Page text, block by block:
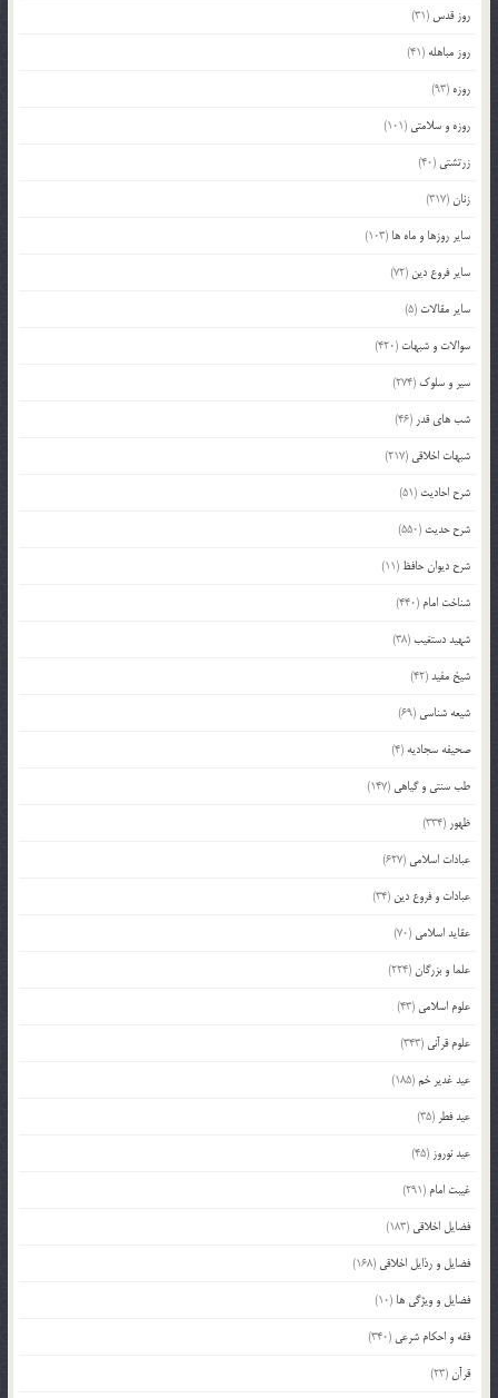
روز قدس (31)
روز مباهله (41)
روزه (93)
روزه و سلامتی (101)
زرتشتی (40)
زنان(317)
سایر روزها و ماه ها (103)
سایر فروع دین (72)
سایر مقالات (5)
سوالات و شبهات (420)
سیر و سلوک (274)
شب های قدر (46)
شبهات اخلاقی (217)
شرح احادیث (51)
شرح حدیث (550)
شرح دیوان حافظ (11)
شناخت امام (440)
شهید دستغیب(38)
شیخ مفید(42)
شیعه شناسی (69)
صحیفه سجادیه (4)
طب سنتی و گیاهی (147)
ظهور (334)
عبادات اسلامی (627)
عبادات و فروع دین (34)
عقاید اسلامی (70)
علما و بزرگان(224)
علوم اسلامی (43)
علوم قرآنی (343)
عید غدیر خم(185)
عید فطر (35)
عید نوروز (45)
غیبت امام (291)
فضایل اخلاقی (183)
فضایل و رذایل اخلاقی (168)
فضایل و ویژگی ها (10)
فقه و احکام شرعی (340)
قرآن(23)